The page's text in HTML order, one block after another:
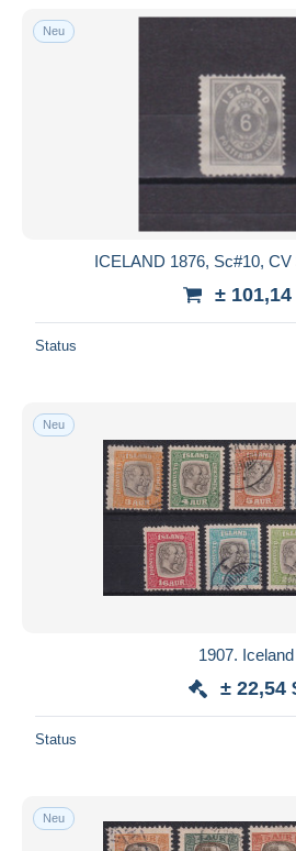
Nur ermäßigt
Kostenloser Versand
Banküberweisung
Visa
Bancontact
iDeal
Übernehmen
Neu
ICELAND 1876, Sc#10, CV
± 101,14
Status
Neu
1907. Iceland
± 22,54
Status
Neu